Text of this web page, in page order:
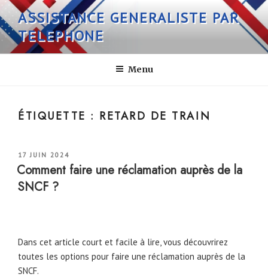
Aller
au
contenu
principal
ASSISTANCE GENERALISTE PAR
TELEPHONE
Menu
ÉTIQUETTE : RETARD DE TRAIN
PUBLIÉ
LE
17 JUIN 2024
Comment faire une réclamation auprès de la
SNCF ?
Dans cet article court et facile à lire, vous découvrirez
toutes les options pour faire une réclamation auprès de la
SNCF.